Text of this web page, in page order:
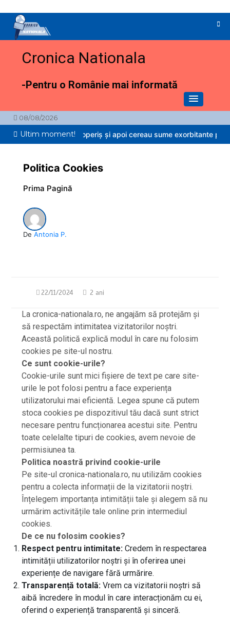
conținut
Cronica Nationala
-Pentru o Românie mai informată
08/08/2026
Ultim moment!
fără acoperiș și apoi cereau sume exorbitante proprietarilor
Politica Cookies
Prima Pagină
De Antonia P.
22/11/2024 2 ani
La cronica-nationala.ro, ne angajăm să protejăm și
să respectăm intimitatea vizitatorilor noștri.
Această politică explică modul în care nu folosim
cookies pe site-ul nostru.
Ce sunt cookie-urile?
Cookie-urile sunt mici fișiere de text pe care site-
urile le pot folosi pentru a face experiența
utilizatorului mai eficientă. Legea spune că putem
stoca cookies pe dispozitivul tău dacă sunt strict
necesare pentru funcționarea acestui site. Pentru
toate celelalte tipuri de cookies, avem nevoie de
permisiunea ta.
Politica noastră privind cookie-urile
Pe site-ul cronica-nationala.ro, nu utilizăm cookies
pentru a colecta informații de la vizitatorii noștri.
Înțelegem importanța intimității tale și alegem să nu
urmărim activitățile tale online prin intermediul
cookies.
De ce nu folosim cookies?
Respect pentru intimitate: Credem în respectarea
intimității utilizatorilor noștri și în oferirea unei
experiențe de navigare fără urmărire.
Transparență totală: Vrem ca vizitatorii noștri să
aibă încredere în modul în care interacționăm cu ei,
oferind o experiență transparentă și sinceră.
„Auschwitz-ul câinilor din Suceava”:
Fiul primarului din Berchișești, acuzat
4 minute
„Meșteri” care lăsau casele fără
acoperiș și apoi cereau sume
exorbitante proprietarilor pentru
lucrări. Trei…
4 minute
ÎCCJ a amânat pentru 20 august
pronunțarea deciziei finale în cazul
restanțelor…
3 minute